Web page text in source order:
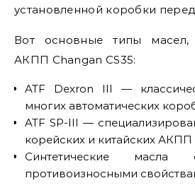
установленной коробки
Вот основные типы
АКПП Changan CS35:
ATF Dexron III —
многих автоматических
ATF SP-III —
корейских и китайских АКПП
Синтетические масла
противоизносными